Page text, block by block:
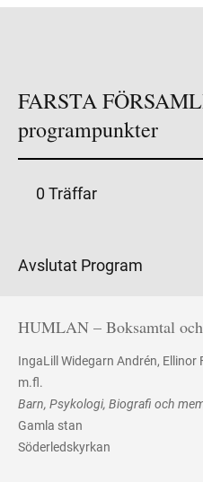
FARSTA
programpunkter
0 Träffar
Avslutat Program
HUMLAN – Boksamtal
IngaLill Widegarn Andrén Ellinor
m.fl.
Barn Psykologi Biografi och
Gamla stan
Söderledskyrkan